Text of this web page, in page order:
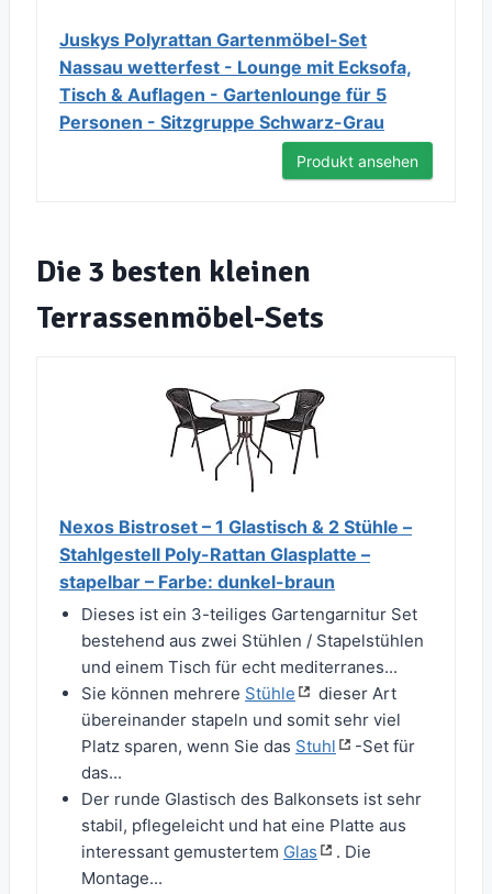
Juskys Polyrattan Gartenmöbel-Set
Nassau wetterfest - Lounge mit Ecksofa,
Tisch & Auflagen - Gartenlounge für 5
Personen - Sitzgruppe Schwarz-Grau
Produkt ansehen
Die 3 besten kleinen
Terrassenmöbel-Sets
Nexos Bistroset – 1 Glastisch & 2 Stühle –
Stahlgestell Poly-Rattan Glasplatte –
stapelbar – Farbe: dunkel-braun
Dieses ist ein 3-teiliges Gartengarnitur Set
bestehend aus zwei Stühlen / Stapelstühlen
und einem Tisch für echt mediterranes...
Sie können mehrere Stühle
dieser Art
übereinander stapeln und somit sehr viel
Platz sparen, wenn Sie das Stuhl
-Set für
das...
Der runde Glastisch des Balkonsets ist sehr
stabil, pflegeleicht und hat eine Platte aus
interessant gemustertem Glas
. Die
Montage...